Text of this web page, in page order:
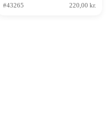
#43265
220,00 kr.